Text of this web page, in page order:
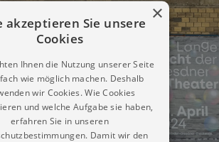
×
akzeptieren Sie unsere
Cookies
Ihnen die Nutzung unserer Seite
wie möglich machen. Deshalb
wir Cookies. Wie Cookies
und welche Aufgabe sie haben,
erfahren Sie in unseren
Damit wir den